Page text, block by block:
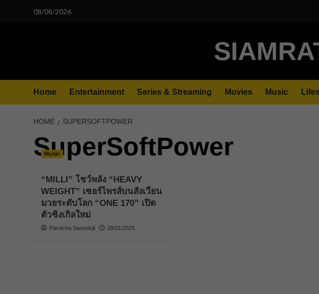
08/08/2026
Home Entertainment Series & Streaming Movies Music
HOME SUPERSOFTPOWER
SuperSoftPower
Music
“MILLI” โชว์พลัง “HEAVY
WEIGHT” เซอร์ไพรส์บนสังเวียน
มวยระดับโลก “ONE 170” เปิด
ตัวซิงเกิลใหม่
Parnicha Sasookjit 28/01/2025